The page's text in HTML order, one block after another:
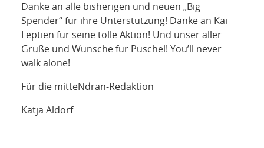
Danke an alle bisherigen und neuen „Big
Spender“ für ihre Unterstützung! Danke an Kai
Leptien für seine tolle Aktion! Und unser aller
Grüße und Wünsche für Puschel! You’ll never
walk alone!
Für die mitteNdran-Redaktion
Katja Aldorf